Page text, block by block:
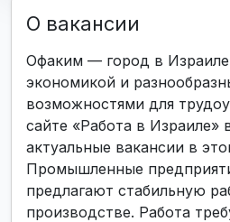
О вакансии
Офаким — город в
экономикой и
возможностями для
сайте «Работа в Израиле»
актуальные вакансии в
Промышленные
предлагают стабильную
производстве. Работа